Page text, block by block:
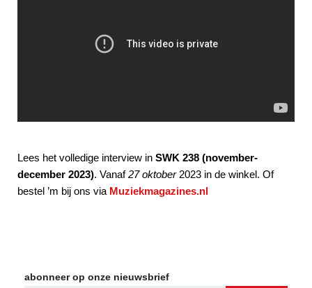
Lees het volledige interview in SWK 238 (november-
december 2023). Vanaf27 oktober2023 in de winkel. Of
bestel ’m bij ons via Muziekmagazines.nl
abonneer op onze nieuwsbrief